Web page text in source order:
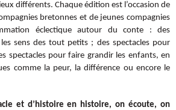
différents. Chaque édition est l’occasion de
bretonnes et de jeunes compagnies
éclectique autour du conte : des
sens des tout petits ; des spectacles pour
spectacles pour faire grandir les enfants, en
comme la peur, la différence ou encore le
et d’histoire en histoire, on écoute, on